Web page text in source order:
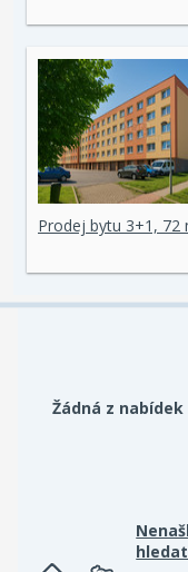
Prodej bytu 3+1, 72
Žádná z